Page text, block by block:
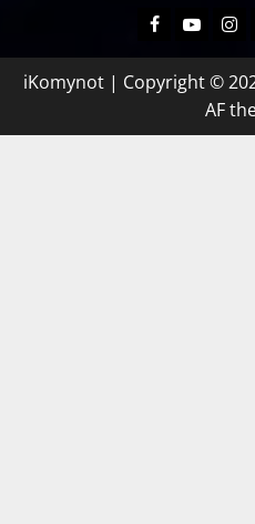
iKomynot | Copyright ©
AF